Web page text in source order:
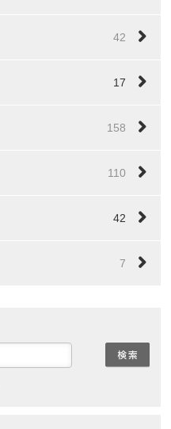
42
17
158
110
42
7